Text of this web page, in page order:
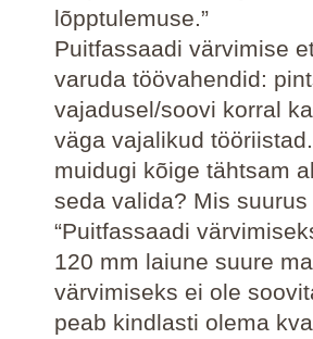
lõpptulemuse.”
Puitfassaadi värvimise
varuda töövahendid:
vajadusel/soovi korral
väga vajalikud
muidugi kõige tähtsam
seda valida? Mis
“Puitfassaadi
120 mm laiune suure
värvimiseks ei ole
peab kindlasti olema